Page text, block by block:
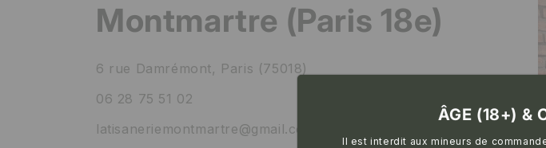
Montmartre (Paris 18e)
6 rue Damrémont, Paris (75018)
06 28 75 51 02
latisaneriemontmartre@gmail.com
ÂGE (18+) &
Il est interdit aux mineurs de